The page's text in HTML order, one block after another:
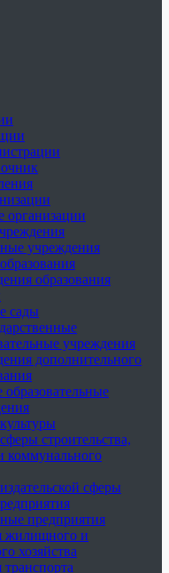
организации
учреждения
образования
сады
учреждения
дополнительного
строительства,
сферы
предприятия
жилищного и
хозяйства